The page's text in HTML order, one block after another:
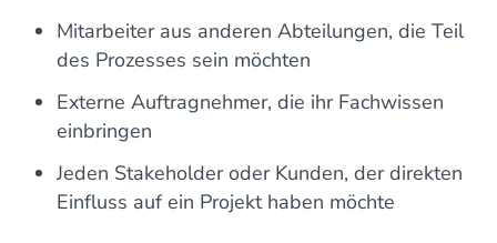
Mitarbeiter aus anderen Abteilungen, die Teil
des Prozesses sein möchten
Externe Auftragnehmer, die ihr Fachwissen
einbringen
Jeden Stakeholder oder Kunden, der direkten
Einfluss auf ein Projekt haben möchte